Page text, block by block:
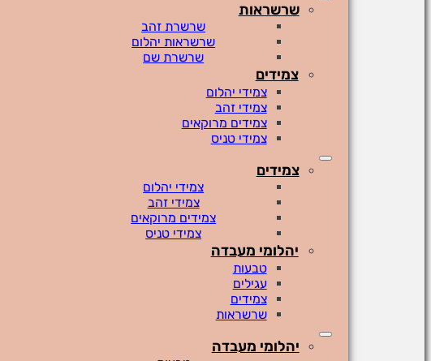
שרשראות
שרשרת זהב
שרשראות יהלום
שרשרת שם
צמידים
צמידי יהלום
צמידי זהב
צמידים מרוקאים
צמידי טניס
צמידים
צמידי יהלום
צמידי זהב
צמידים מרוקאים
צמידי טניס
יהלומי מעבדה
טבעות
עגילים
צמידים
שרשראות
יהלומי מעבדה